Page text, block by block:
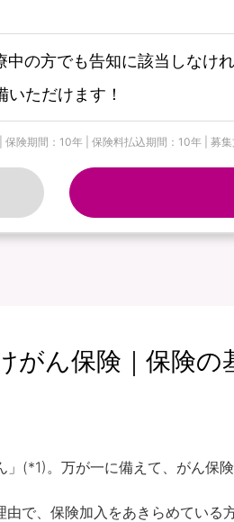
の方でも告知に該当しなけ
ただけます！
険期間：10年 | 保険料払込期間：10年 | 募
がん保険｜保険の
(*1)。万が一に備えて、がん保
で、保険加入をあきらめている